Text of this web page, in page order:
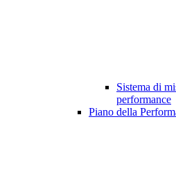
Sistema di
performance
Piano della